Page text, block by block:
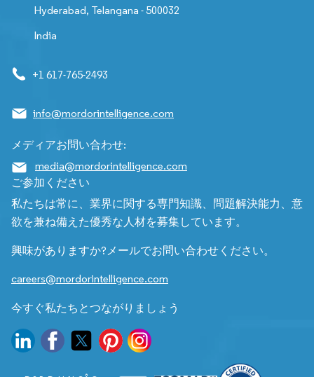
Hyderabad, Telangana - 500032
India
+1 617-765-2493
info@mordorintelligence.com
メディアお問い合わせ:
media@mordorintelligence.com
ご参加ください
私たちは常に、業界に関する専門知識、問題解決能力、意
欲を兼ね備えた優秀な人材を募集しています。
興味がありますか?メールでお問い合わせください。
careers@mordorintelligence.com
今すぐ私たちとつながりましょう